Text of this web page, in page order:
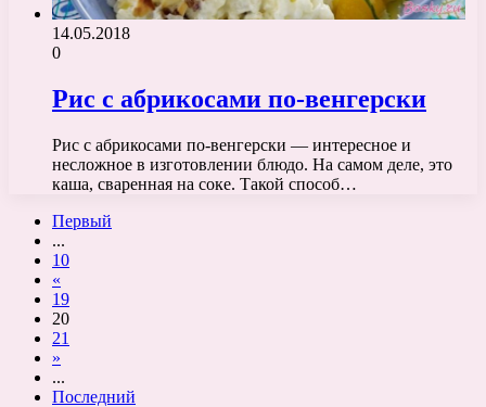
14.05.2018
0
Рис с абрикосами по-венгерски
Рис с абрикосами по-венгерски — интересное и
несложное в изготовлении блюдо. На самом деле, это
каша, сваренная на соке. Такой способ…
Первый
...
10
«
19
20
21
»
...
Последний